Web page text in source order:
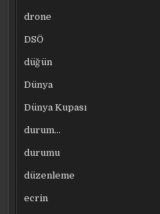
drone
DSÖ
düğün
Dünya
Dünya Kupası
durum…
durumu
düzenleme
ecrin